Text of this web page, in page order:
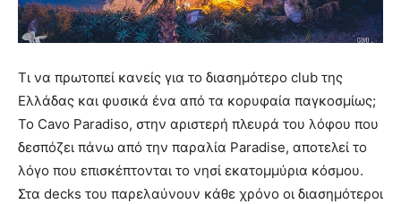
Τι να πρωτοπεί κανείς για το διασημότερο club της
Ελλάδας και φυσικά ένα από τα κορυφαία παγκοσμίως;
Το Cavo Paradiso, στην αριστερή πλευρά του λόφου που
δεσπόζει πάνω από την παραλία Paradise, αποτελεί το
λόγο που επισκέπτονται το νησί εκατομμύρια κόσμου.
Στα decks του παρελαύνουν κάθε χρόνο οι διασημότεροι